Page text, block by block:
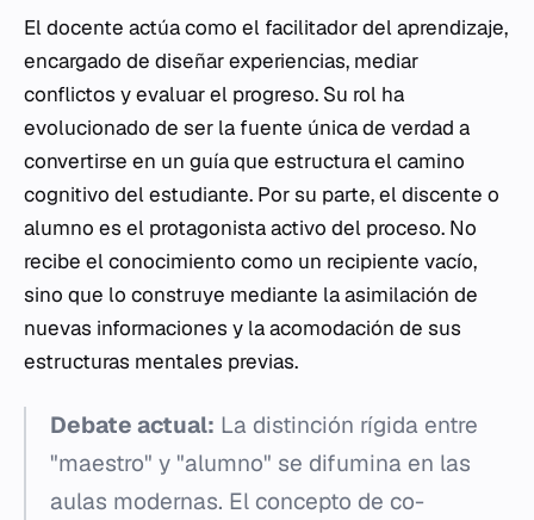
El docente actúa como el facilitador del aprendizaje,
encargado de diseñar experiencias, mediar
conflictos y evaluar el progreso. Su rol ha
evolucionado de ser la fuente única de verdad a
convertirse en un guía que estructura el camino
cognitivo del estudiante. Por su parte, el discente o
alumno es el protagonista activo del proceso. No
recibe el conocimiento como un recipiente vacío,
sino que lo construye mediante la asimilación de
nuevas informaciones y la acomodación de sus
estructuras mentales previas.
Debate actual: La distinción rígida entre
"maestro" y "alumno" se difumina en las
aulas modernas. El concepto de co-